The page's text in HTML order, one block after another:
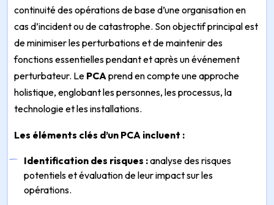
continuité des opérations de base d’une organisation en
cas d’incident ou de catastrophe. Son objectif principal est
de minimiser les perturbations et de maintenir des
fonctions essentielles pendant et après un événement
perturbateur. Le PCAprend en compte une approche
holistique, englobant les personnes, les processus, la
technologie et les installations.
Les éléments clés d’un PCA incluent :
Identification des risques :analyse des risques
potentiels et évaluation de leur impact sur les
opérations.